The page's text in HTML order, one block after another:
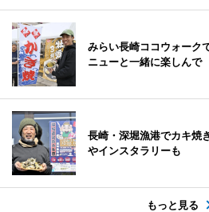
みらい長崎ココウォー
ニューと一緒に楽しんで
長崎・深堀漁港でカキ
やインスタラリーも
もっと見る